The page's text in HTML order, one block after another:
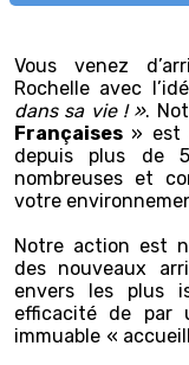
Vous venez
Rochelle avec
dans sa vie ! ».
Françaises » est
depuis plus de
nombreuses et
votre
Notre action est
des nouveaux
envers les plus
efficacité de par
immuable «